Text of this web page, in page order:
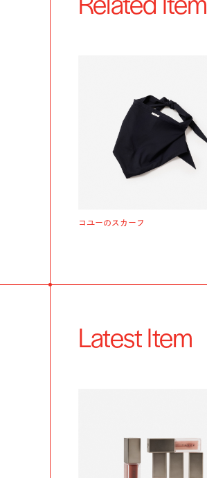
Related Item
コユーのスカーフ
Latest Item